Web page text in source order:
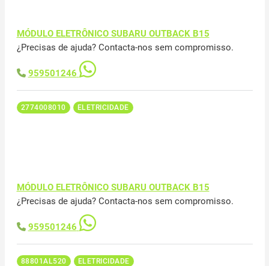
MÓDULO ELETRÔNICO SUBARU OUTBACK B15
¿Precisas de ajuda? Contacta-nos sem compromisso.
959501246
2774008010 ELETRICIDADE
MÓDULO ELETRÔNICO SUBARU OUTBACK B15
¿Precisas de ajuda? Contacta-nos sem compromisso.
959501246
88801AL520 ELETRICIDADE